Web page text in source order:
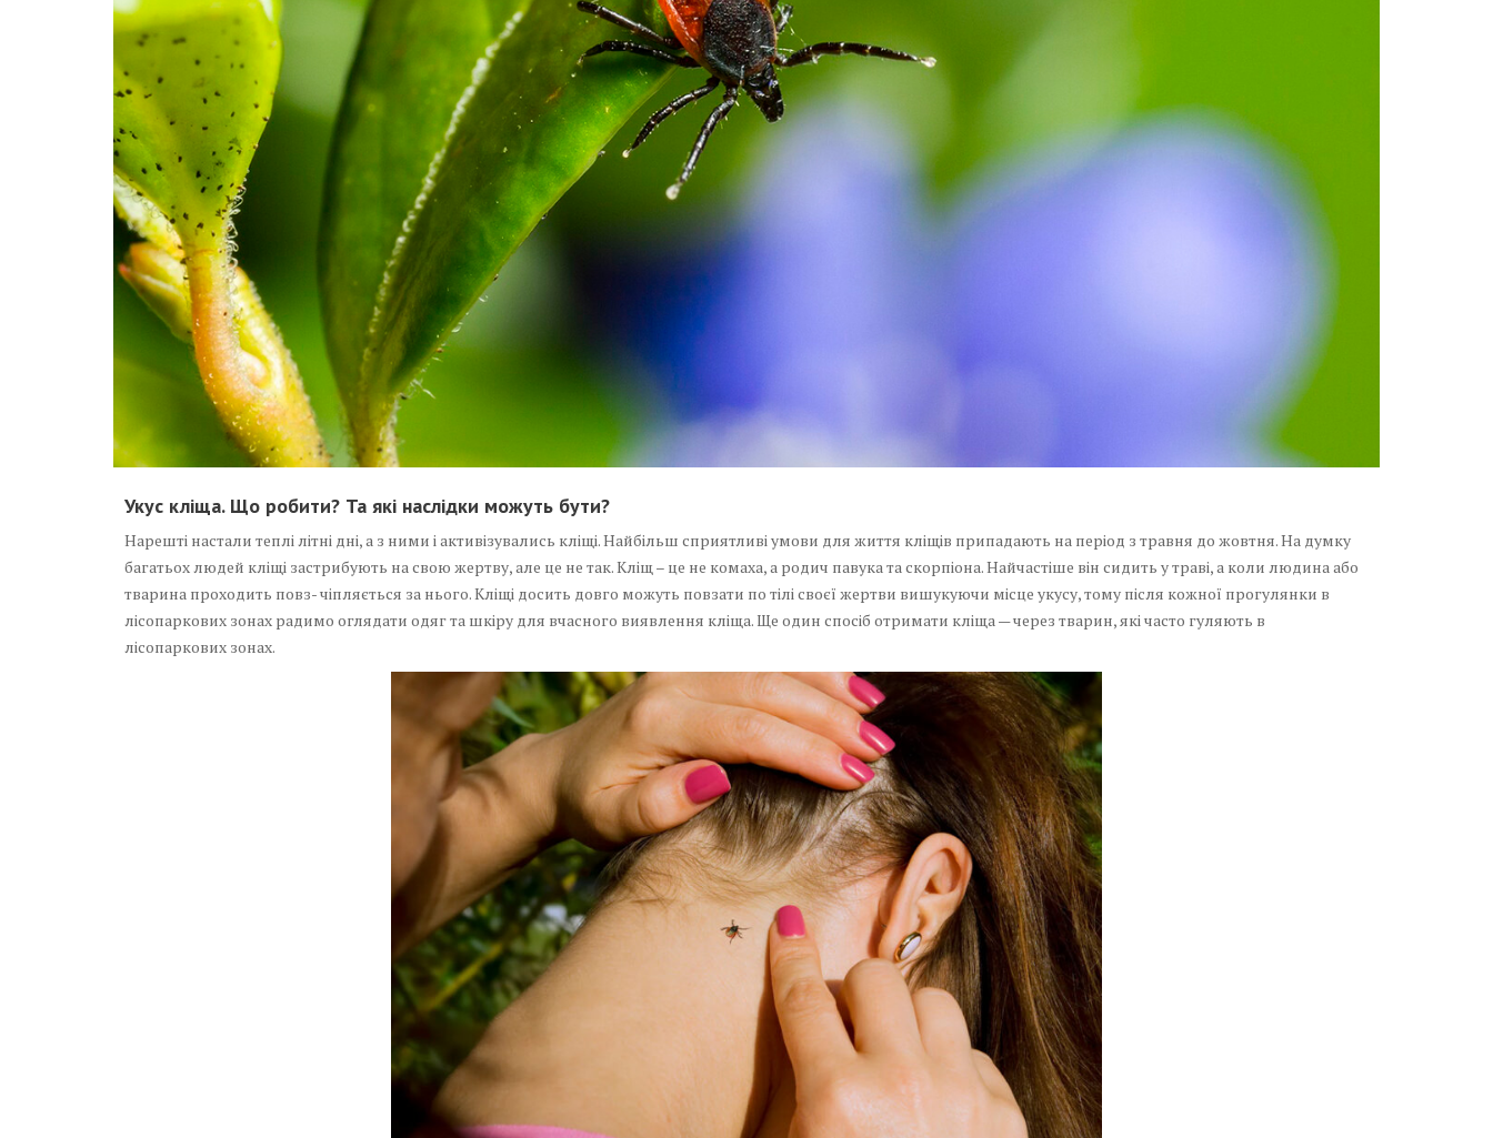
Укус кліща. Що робити? Та які наслідки можуть бути?
Нарешті настали теплі літні дні, а з ними і активізувались кліщі. Найбільш сприятливі умови для життя кліщів припадають на період з травня до жовтня. На думку
багатьох людей кліщі застрибують на свою жертву, але це не так. Кліщ – це не комаха, а родич павука та скорпіона. Найчастіше він сидить у траві, а коли людина або
тварина проходить повз- чіпляється за нього. Кліщі досить довго можуть повзати по тілі своєї жертви вишукуючи місце укусу, тому після кожної прогулянки в
лісопаркових зонах радимо оглядати одяг та шкіру для вчасного виявлення кліща. Ще один спосіб отримати кліща — через тварин, які часто гуляють в
лісопаркових зонах.